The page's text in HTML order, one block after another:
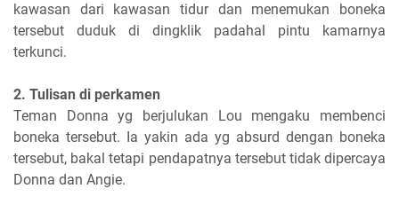
kawasan dari kawasan tidur dan menemukan boneka
tersebut duduk di dingklik padahal pintu kamarnya
terkunci.
2. Tulisan di perkamen
Teman Donna yg berjulukan Lou mengaku membenci
boneka tersebut. Ia yakin ada yg absurd dengan boneka
tersebut, bakal tetapi pendapatnya tersebut tidak dipercaya
Donna dan Angie.